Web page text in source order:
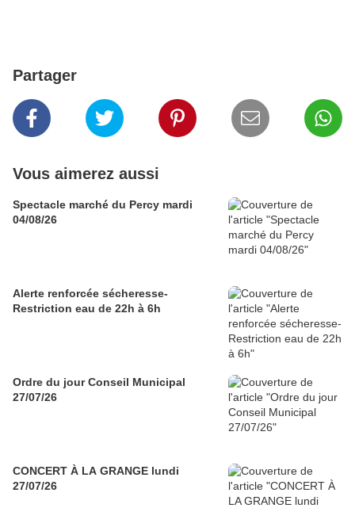
Partager
Vous aimerez aussi
Spectacle marché du Percy mardi
04/08/26
Alerte renforcée sécheresse-
Restriction eau de 22h à 6h
Ordre du jour Conseil Municipal
27/07/26
CONCERT À LA GRANGE lundi
27/07/26